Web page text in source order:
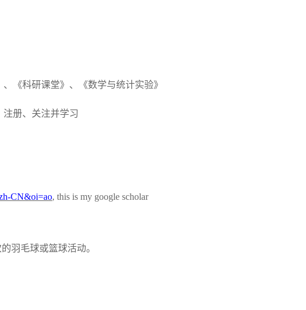
《科研课堂》、《数学与统计实验》
册、关注并学习
CN&oi=ao, this is my google scholar
的羽毛球或篮球活动。